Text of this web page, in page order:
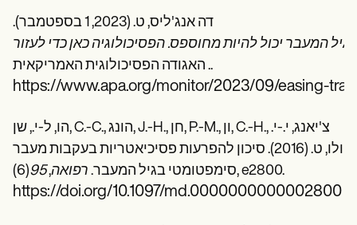
דה אנג'ליס, ט. (2023, 1 בספטמבר).
גיל המעבר יכול להיות מחוספס. הפסיכולוגיה כאן כדי לעזור
. האגודה הפסיכולוגית האמריקאית.
https://www.apa.org/monitor/2023/09/easing-
הו, ל-י., שן, C.-C., הונג, J.-H., חן, P.-M., ון, C.-H., צ'יאנג, י.-י.
ולו, ט. (2016). סיכון להפרעות פסיכיאטריות בעקבות מעבר
סימפטומטי בגיל המעבר. רפואה,
95 (6), e2800.
https://doi.org/10.1097/md.0000000000002800